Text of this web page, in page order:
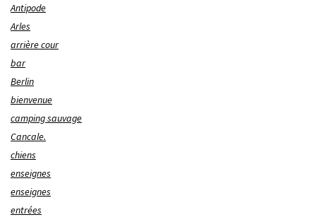
Antipode
Arles
arrière cour
bar
Berlin
bienvenue
camping sauvage
Cancale.
chiens
enseignes
enseignes
entrées